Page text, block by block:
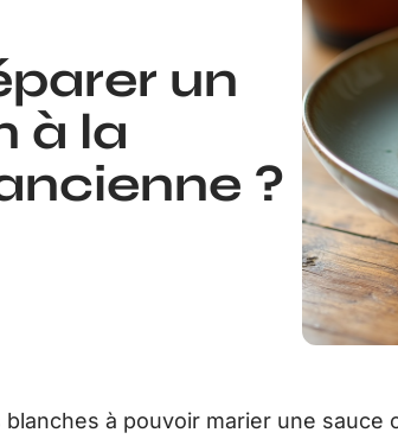
un
à la
?
à pouvoir marier une sauce